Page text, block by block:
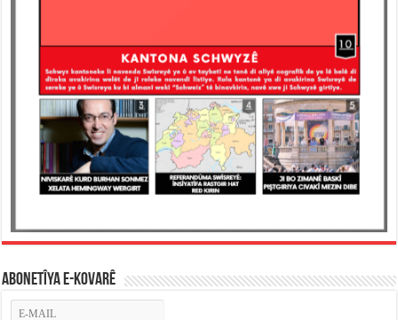
ABONETÎYA E-KOVARÊ